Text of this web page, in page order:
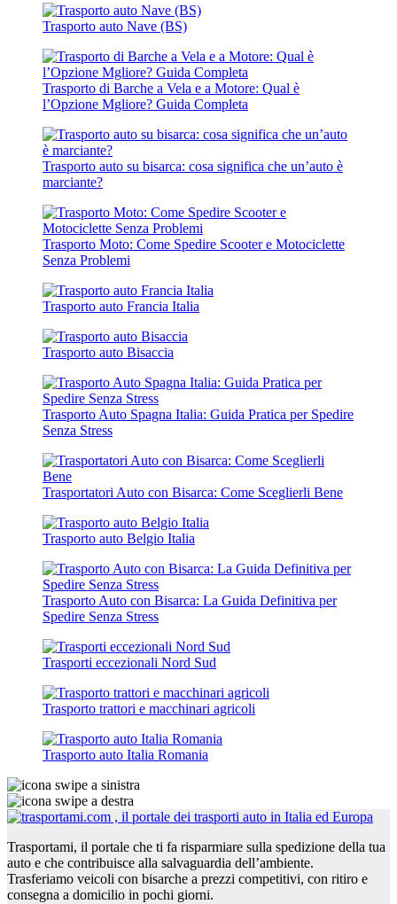
Trasporto auto Nave (BS)
Trasporto di Barche a Vela e a Motore: Qual è
l’Opzione Mgliore? Guida Completa
Trasporto auto su bisarca: cosa significa che un’auto è
marciante?
Trasporto Moto: Come Spedire Scooter e Motociclette
Senza Problemi
Trasporto auto Francia Italia
Trasporto auto Bisaccia
Trasporto Auto Spagna Italia: Guida Pratica per Spedire
Senza Stress
Trasportatori Auto con Bisarca: Come Sceglierli Bene
Trasporto auto Belgio Italia
Trasporto Auto con Bisarca: La Guida Definitiva per
Spedire Senza Stress
Trasporti eccezionali Nord Sud
Trasporto trattori e macchinari agricoli
Trasporto auto Italia Romania
Trasportami, il portale che ti fa risparmiare sulla spedizione della tua
auto e che contribuisce alla salvaguardia dell’ambiente.
Trasferiamo veicoli con bisarche a prezzi competitivi, con ritiro e
consegna a domicilio in pochi giorni.